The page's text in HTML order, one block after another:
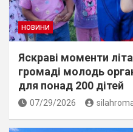
НОВИНИ
Яскраві моменти
громаді молодь
для понад 200 дітей
07/29/2026